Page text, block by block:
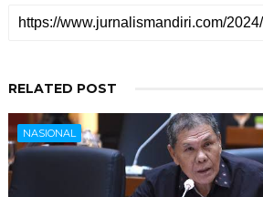
RELATED POST
NASIONAL